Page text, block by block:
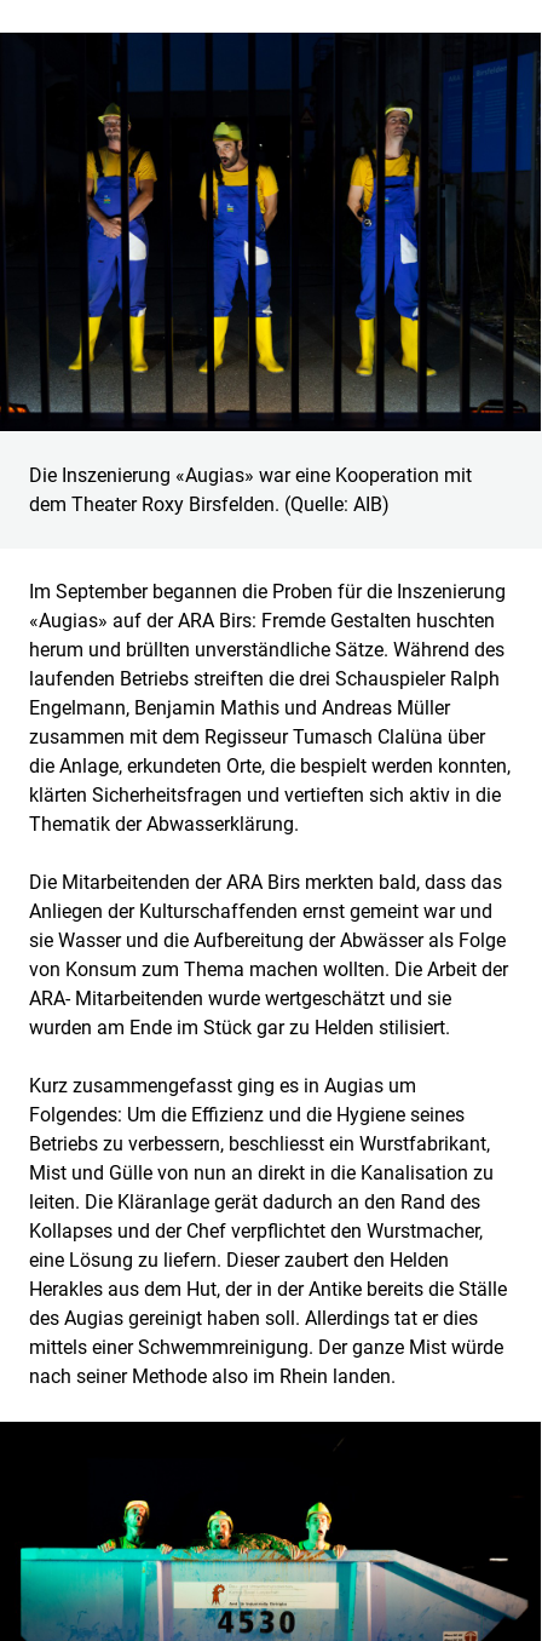
Die Inszenierung «Augias» war eine Kooperation mit
dem Theater Roxy Birsfelden. (Quelle: AIB)
Im September begannen die Proben für die Inszenierung
«Augias» auf der ARA Birs: Fremde Gestalten huschten
herum und brüllten unverständliche Sätze. Während des
laufenden Betriebs streiften die drei Schauspieler Ralph
Engelmann, Benjamin Mathis und Andreas Müller
zusammen mit dem Regisseur Tumasch Clalüna über
die Anlage, erkundeten Orte, die bespielt werden konnten,
klärten Sicherheitsfragen und vertieften sich aktiv in die
Thematik der Abwasserklärung.
Die Mitarbeitenden der ARA Birs merkten bald, dass das
Anliegen der Kulturschaffenden ernst gemeint war und
sie Wasser und die Aufbereitung der Abwässer als Folge
von Konsum zum Thema machen wollten. Die Arbeit der
ARA- Mitarbeitenden wurde wertgeschätzt und sie
wurden am Ende im Stück gar zu Helden stilisiert.
Kurz zusammengefasst ging es in Augias um
Folgendes: Um die Effizienz und die Hygiene seines
Betriebs zu verbessern, beschliesst ein Wurstfabrikant,
Mist und Gülle von nun an direkt in die Kanalisation zu
leiten. Die Kläranlage gerät dadurch an den Rand des
Kollapses und der Chef verpflichtet den Wurstmacher,
eine Lösung zu liefern. Dieser zaubert den Helden
Herakles aus dem Hut, der in der Antike bereits die Ställe
des Augias gereinigt haben soll. Allerdings tat er dies
mittels einer Schwemmreinigung. Der ganze Mist würde
nach seiner Methode also im Rhein landen.